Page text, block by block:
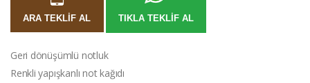
ARA TEKLIF AL TIKLA TEKLIF AL
Geri dönüşümlü notluk
Renkli yapışkanlı not kağıdı